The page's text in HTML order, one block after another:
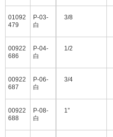
01092
479
P-03-
白
00922
686
P-04-
白
00922
687
P-06-
白
00922
688
P-08-
白
3/8
1/2
3/4
1”